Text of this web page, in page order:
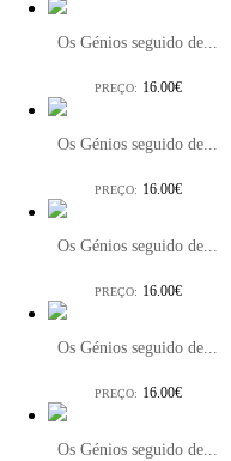
Os Génios seguido de...
PREÇO: 16.00€
Os Génios seguido de...
PREÇO: 16.00€
Os Génios seguido de...
PREÇO: 16.00€
Os Génios seguido de...
PREÇO: 16.00€
Os Génios seguido de...